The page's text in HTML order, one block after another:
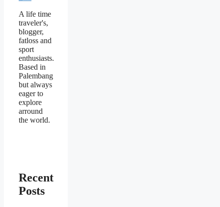
A life time
traveler's,
blogger,
fatloss and
sport
enthusiasts.
Based in
Palembang
but always
eager to
explore
arround
the world.
Recent
Posts